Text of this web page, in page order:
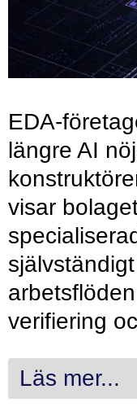
EDA-
längre AI
visar
verifiering
Läs mer...